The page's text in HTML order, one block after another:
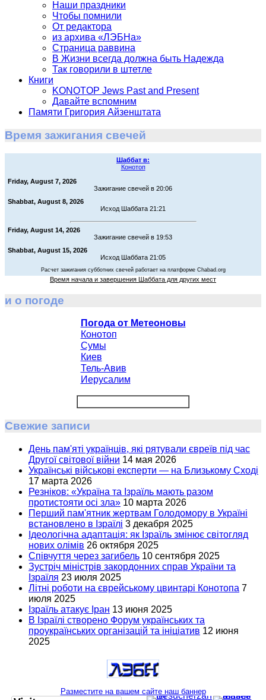
Наши праздники
Чтобы помнили
От редактора
из архива «ЛЭБНа»
Страница раввина
В Жизни всегда должна быть Надежда
Так говорили в штетле
Книги
KONOTOP Jews Past and Present
Давайте вспомним
Памяти Григория Айзенштата
Время зажигания свечей
Шаббат в:
Конотоп
Friday, August 7, 2026
Зажигание свечей в 20:06
Shabbat, August 8, 2026
Исход Шаббата 21:21
Friday, August 14, 2026
Зажигание свечей в 19:53
Shabbat, August 15, 2026
Исход Шаббата 21:05
Расчет зажигания субботних свечей работает на платформе Chabad.org
Время начала и завершения Шаббата для других мест
и о погоде
Погода от Метеоновы
Конотоп
Сумы
Киев
Тель-Авив
Иерусалим
Свежие записи
День пам'яті українців, які рятували євреїв під час
Другої світової війни 14 мая 2026
Українські військові експерти — на Близькому Сході
17 марта 2026
Резніков: «Україна та Ізраїль мають разом
протистояти осі зла» 10 марта 2026
Перший пам'ятник жертвам Голодомору в Україні
встановлено в Ізраїлі 3 декабря 2025
Ідеологічна адаптація: як Ізраїль змінює світогляд
нових олімів 26 октября 2025
Співчуття через загибель 10 сентября 2025
Зустріч міністрів закордонних справ України та
Ізраїля 23 июля 2025
Літні роботи на єврейському цвинтарі Конотопа 7
июля 2025
Ізраїль атакує Іран 13 июня 2025
В Ізраїлі створено Форум українських та
проукраїнських організацій та ініціатив 12 июня
2025
Разместите на вашем сайте наш баннер